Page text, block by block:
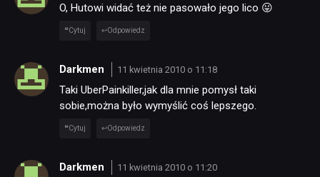
O, Hutowi widać też nie pasowało jego lico 😛
Cytuj Odpowiedz
Darkmen 11 kwietnia 2010 o 11:18
Taki UberPainkiller,jak dla mnie pomysł taki
sobie,można było wymyślić coś lepszego.
Cytuj Odpowiedz
Darkmen 11 kwietnia 2010 o 11:20